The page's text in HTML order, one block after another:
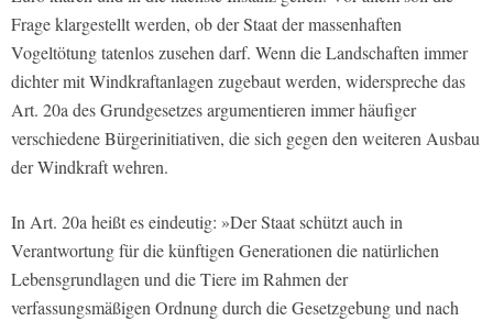
Frage klargestellt werden, ob der Staat der massenhaften
Vogeltötung tatenlos zusehen darf. Wenn die Landschaften immer
dichter mit Windkraftanlagen zugebaut werden, widerspreche das
Art. 20a des Grundgesetzes argumentieren immer häufiger
verschiedene Bürgerinitiativen, die sich gegen den weiteren Ausbau
der Windkraft wehren.
In Art. 20a heißt es eindeutig: »Der Staat schützt auch in
Verantwortung für die künftigen Generationen die natürlichen
Lebensgrundlagen und die Tiere im Rahmen der
verfassungsmäßigen Ordnung durch die Gesetzgebung und nach